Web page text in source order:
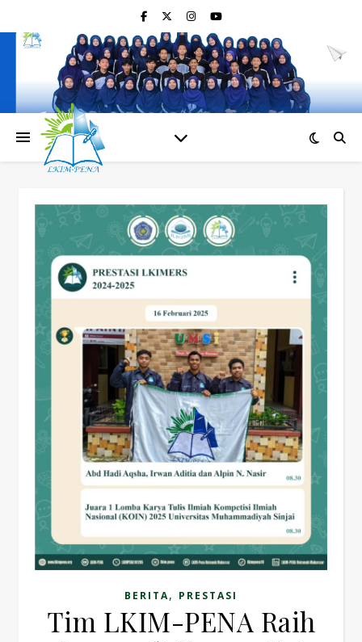
BERITA, PRESTASI
Tim LKIM-PENA Raih